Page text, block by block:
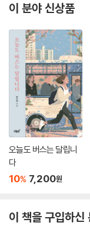
이 분야 신상품
오늘도 버스는 달립니
다
10% 7,200원
이 책을 구입하신